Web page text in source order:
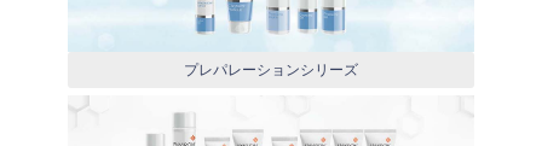
プレパレーションシリーズ